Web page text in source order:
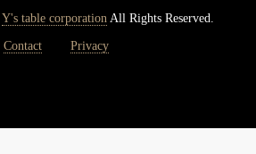
Y's table corporation All Rights Reserved.
Contact Privacy